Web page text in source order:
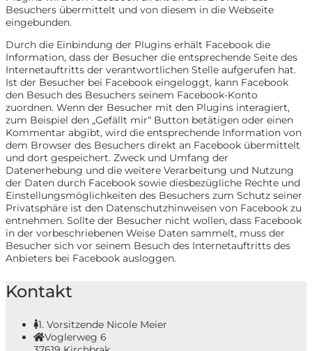
Besuchers übermittelt und von diesem in die Webseite
eingebunden.
Durch die Einbindung der Plugins erhält Facebook die
Information, dass der Besucher die entsprechende Seite des
Internetauftritts der verantwortlichen Stelle aufgerufen hat.
Ist der Besucher bei Facebook eingeloggt, kann Facebook
den Besuch des Besuchers seinem Facebook-Konto
zuordnen. Wenn der Besucher mit den Plugins interagiert,
zum Beispiel den „Gefällt mir“ Button betätigen oder einen
Kommentar abgibt, wird die entsprechende Information von
dem Browser des Besuchers direkt an Facebook übermittelt
und dort gespeichert. Zweck und Umfang der
Datenerhebung und die weitere Verarbeitung und Nutzung
der Daten durch Facebook sowie diesbezügliche Rechte und
Einstellungsmöglichkeiten des Besuchers zum Schutz seiner
Privatsphäre ist den Datenschutzhinweisen von Facebook zu
entnehmen. Sollte der Besucher nicht wollen, dass Facebook
in der vorbeschriebenen Weise Daten sammelt, muss der
Besucher sich vor seinem Besuch des Internetauftritts des
Anbieters bei Facebook ausloggen.
Kontakt
1. Vorsitzende Nicole Meier
Voglerweg 6